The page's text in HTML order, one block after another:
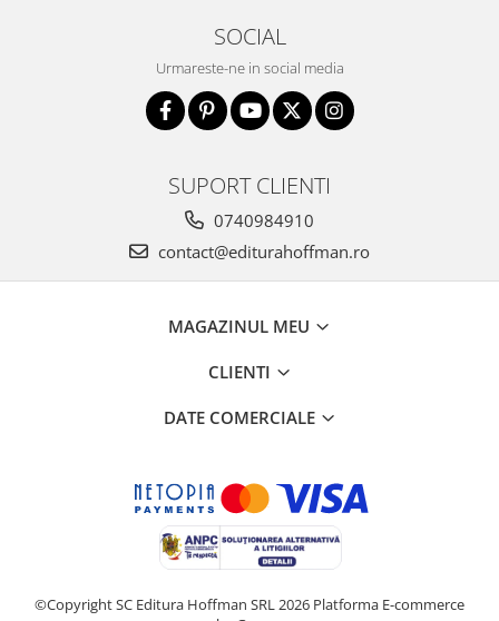
SOCIAL
Urmareste-ne in social media
SUPORT CLIENTI
0740984910
contact@editurahoffman.ro
MAGAZINUL MEU
CLIENTI
DATE COMERCIALE
©Copyright SC Editura Hoffman SRL 2026 Platforma E-commerce